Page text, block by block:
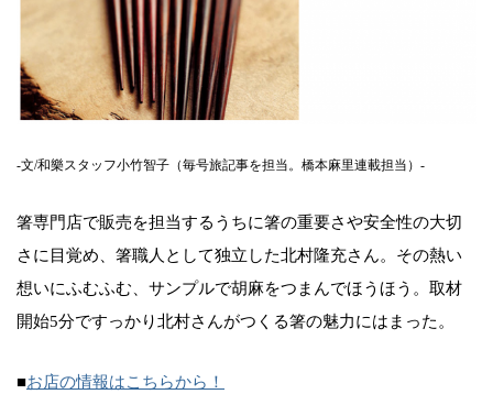
-文/和樂スタッフ小竹智子（毎号旅記事を担当。橋本麻里連載担当）-
箸専門店で販売を担当するうちに箸の重要さや安全性の大切
さに目覚め、箸職人として独立した北村隆充さん。その熱い
想いにふむふむ、サンプルで胡麻をつまんでほうほう。取材
開始5分ですっかり北村さんがつくる箸の魅力にはまった。
■お店の情報はこちらから！